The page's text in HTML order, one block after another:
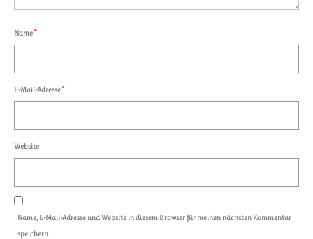
Name*
E-Mail-Adresse*
Website
Name, E-Mail-Adresse und Website in diesem Browser für meinen nächsten Kommentar
speichern.